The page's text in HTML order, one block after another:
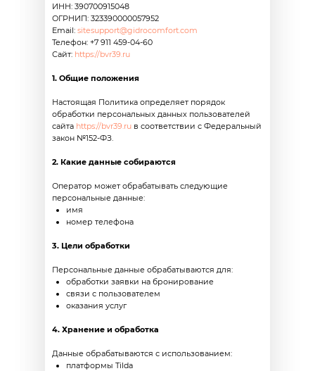
ИНН: 390700915048
ОГРНИП: 323390000057952
Email: sitesupport@gidrocomfort.com
Телефон: +7 911 459-04-60
Сайт: https://bvr39.ru
1. Общие положения
Настоящая Политика определяет порядок
обработки персональных данных пользователей
сайта https://bvr39.ru в соответствии с Федеральный
закон №152-ФЗ.
2. Какие данные собираются
Оператор может обрабатывать следующие
персональные данные:
имя
номер телефона
3. Цели обработки
Персональные данные обрабатываются для:
обработки заявки на бронирование
связи с пользователем
оказания услуг
4. Хранение и обработка
Данные обрабатываются с использованием:
платформы Tilda